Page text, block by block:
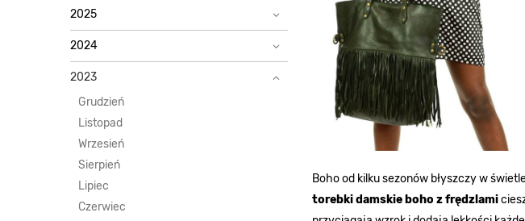
2025
2024
2023
Grudzień
Listopad
Wrzesień
Sierpień
Lipiec
Czerwiec
Boho od kilku sezonów błyszczy w
torebki damskie boho z frędzlami